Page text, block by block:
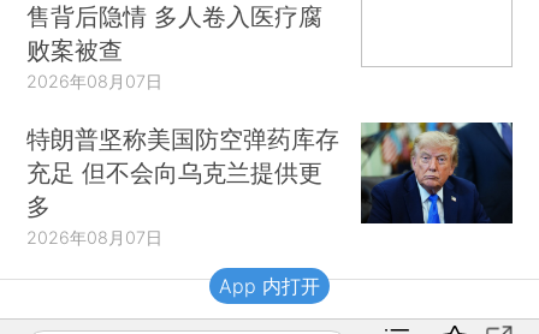
售背后隐情 多人卷入医疗腐
败案被查
2026年08月07日
特朗普坚称美国防空弹药库存
充足 但不会向乌克兰提供更
多
2026年08月07日
App 内打开